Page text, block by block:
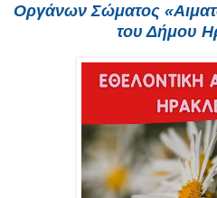
Οργάνων Σώματος
του Δήμου